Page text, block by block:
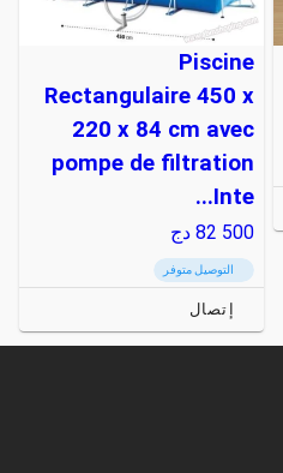
Piscine
Rectangulaire 450 x
220 x 84 cm avec
pompe de filtration
Inte...
82 500 دج
التوصيل متوفر
إتصال